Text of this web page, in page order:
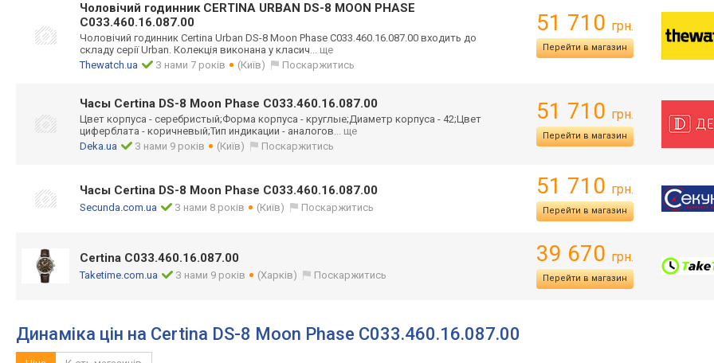
Чоловічий годинник CERTINA URBAN DS-8 MOON PHASE
C033.460.16.087.00
Чоловічий годинник Certina Urban DS-8 Moon Phase C033.460.16.087.00 входить до
складу серії Urban. Колекція виконана у класич... ще
Thewatch.ua
З нами 7 років (Київ) Поскаржитись
51 710 грн.
Перейти в магазин
Часы Certina DS-8 Moon Phase C033.460.16.087.00
Цвет корпуса - серебристый;Форма корпуса - круглые;Диаметр корпуса - 42;Цвет
циферблата - коричневый;Тип индикации - аналогов... ще
Deka.ua
З нами 9 років (Київ) Поскаржитись
51 710 грн.
Перейти в магазин
Часы Certina DS-8 Moon Phase C033.460.16.087.00
Secunda.com.ua З нами 8 років (Київ) Поскаржитись
51 710 грн.
Перейти в магазин
Certina C033.460.16.087.00
Taketime.com.ua З нами 9 років (Харків) Поскаржитись
39 670 грн.
Перейти в магазин
Динаміка цін на Certina DS-8 Moon Phase C033.460.16.087.00